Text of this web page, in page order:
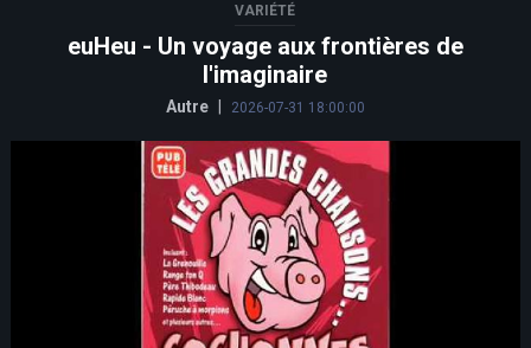
VARIÉTÉ
euHeu - Un voyage aux frontières de
l'imaginaire
Autre 2026-07-31 18:00:00